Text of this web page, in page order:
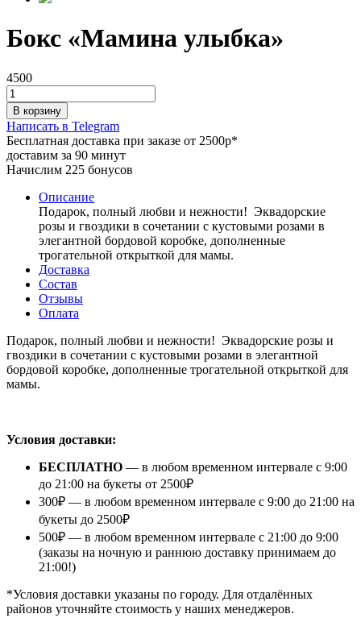
Бокс «Мамина улыбка»
4500
В корзину
Написать в Telegram
Бесплатная доставка при заказе от 2500р*
доставим за 90 минут
Начислим 225 бонусов
Описание
Подарок, полный любви и нежности! Эквадорские
розы и гвоздики в сочетании с кустовыми розами в
элегантной бордовой коробке, дополненные
трогательной открыткой для мамы.
Доставка
Состав
Отзывы
Оплата
Подарок, полный любви и нежности! Эквадорские розы и
гвоздики в сочетании с кустовыми розами в элегантной
бордовой коробке, дополненные трогательной открыткой для
мамы.
Условия доставки:
БЕСПЛАТНО — в любом временном интервале с 9:00
до 21:00 на букеты от 2500₽
300₽ — в любом временном интервале с 9:00 до 21:00 на
букеты до 2500₽
500₽ — в любом временном интервале с 21:00 до 9:00
(заказы на ночную и раннюю доставку принимаем до
21:00!)
*Условия доставки указаны по городу. Для отдалённых
районов уточняйте стоимость у наших менеджеров.